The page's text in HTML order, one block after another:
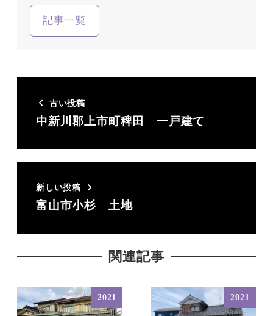
記事一覧
古い投稿
中新川郡上市町稗田 一戸建て
新しい投稿
富山市小杉 土地
関連記事
2021 2021